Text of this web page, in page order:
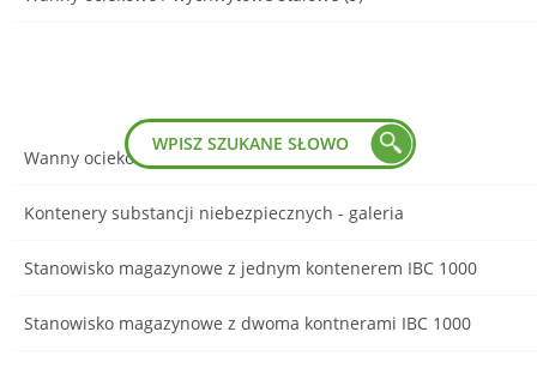
Wanny ociekowe stalowe - galeria
Kontenery substancji niebezpiecznych - galeria
Stanowisko magazynowe z jednym kontenerem IBC 1000
Stanowisko magazynowe z dwoma kontnerami IBC 1000